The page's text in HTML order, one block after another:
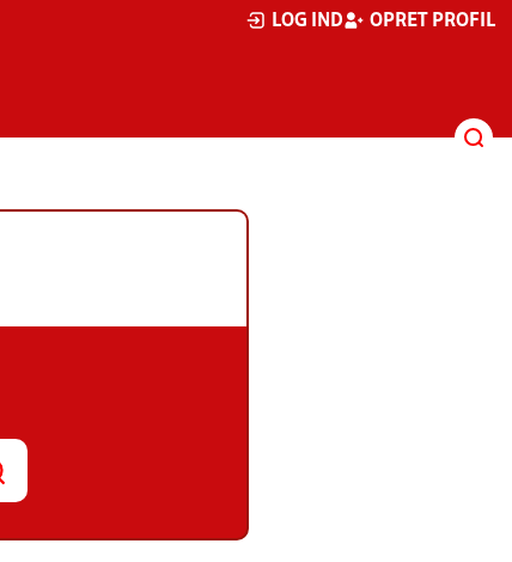
LOG IND OPRET PROFIL